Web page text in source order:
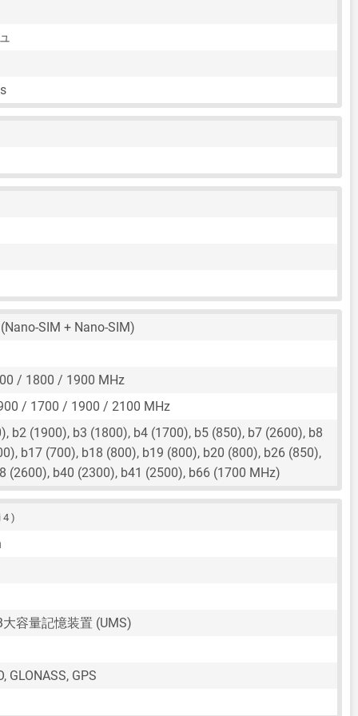
(Nano-SIM + Nano-SIM)
/ 1800 / 1900 MHz
/ 1700 / 1900 / 2100 MHz
b2 (1900), b3 (1800), b4 (1700), b5 (850), b7 (2600), b8
b17 (700), b18 (800), b19 (800), b20 (800), b26 (850),
(2600), b40 (2300), b41 (2500), b66 (1700 MHz)
4 )
大容量記憶装置 (UMS)
GLONASS, GPS